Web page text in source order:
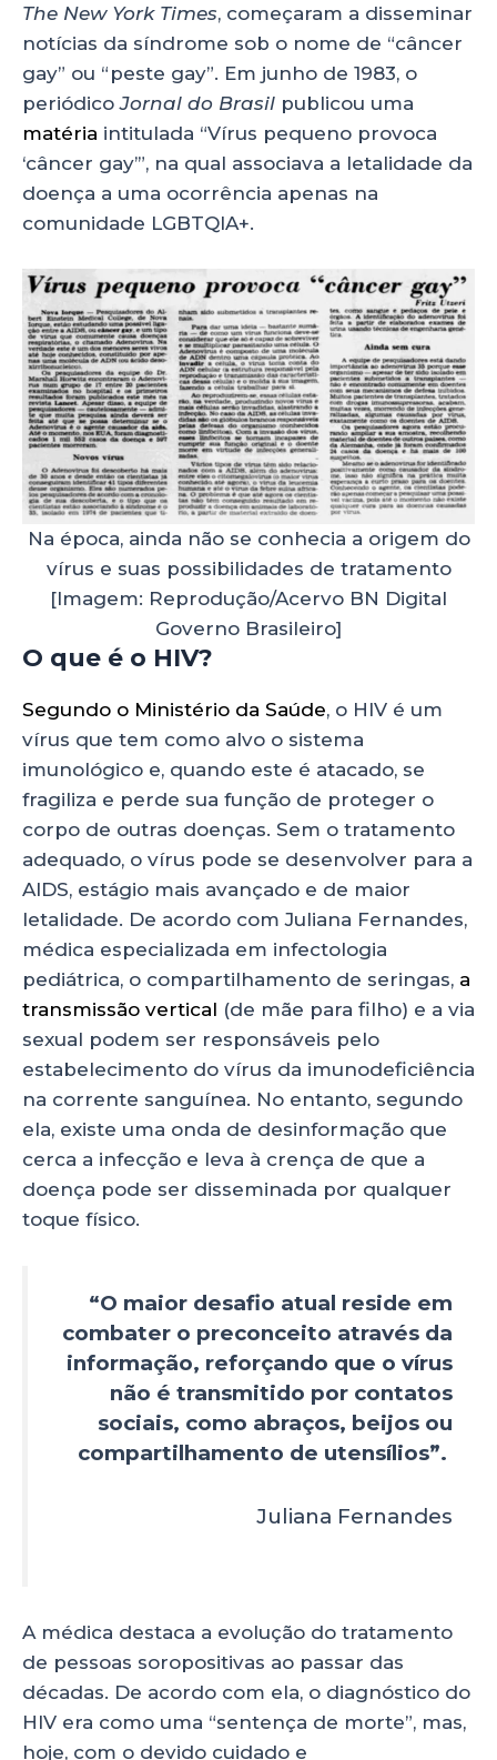
The New York Times, começaram a disseminar
notícias da síndrome sob o nome de “câncer
gay” ou “peste gay”. Em junho de 1983, o
periódicoJornal do Brasil publicou uma
matéria intitulada “Vírus pequeno provoca
‘câncer gay’”, na qual associava a letalidade da
doença a uma ocorrência apenas na
comunidade LGBTQIA+.
Na época, ainda não se conhecia a origem do
vírus e suas possibilidades de tratamento
[Imagem: Reprodução/Acervo BN Digital
Governo Brasileiro]
O que é o HIV?
Segundo o Ministério da Saúde, o HIV é um
vírus que tem como alvo o sistema
imunológico e, quando este é atacado, se
fragiliza e perde sua função de proteger o
corpo de outras doenças. Sem o tratamento
adequado, o vírus pode se desenvolver para a
AIDS, estágio mais avançado e de maior
letalidade. De acordo com Juliana Fernandes,
médica especializada em infectologia
pediátrica, o compartilhamento de seringas, a
transmissão vertical (de mãe para filho) e a via
sexual podem ser responsáveis pelo
estabelecimento do vírus da imunodeficiência
na corrente sanguínea. No entanto, segundo
ela, existe uma onda de desinformação que
cerca a infecção e leva à crença de que a
doença pode ser disseminada por qualquer
toque físico.
“O maior desafio atual reside em
combater o preconceito através da
informação, reforçando que o vírus
não é transmitido por contatos
sociais, como abraços, beijos ou
compartilhamento de utensílios”.
Juliana Fernandes
A médica destaca a evolução do tratamento
de pessoas soropositivas ao passar das
décadas. De acordo com ela, o diagnóstico do
HIV era como uma “sentença de morte”, mas,
hoje, com o devido cuidado e